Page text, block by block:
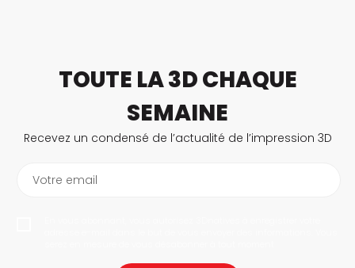
TOUTE LA 3D CHAQUE
SEMAINE
Recevez un condensé de l’actualité de l’impression 3D
Votre email